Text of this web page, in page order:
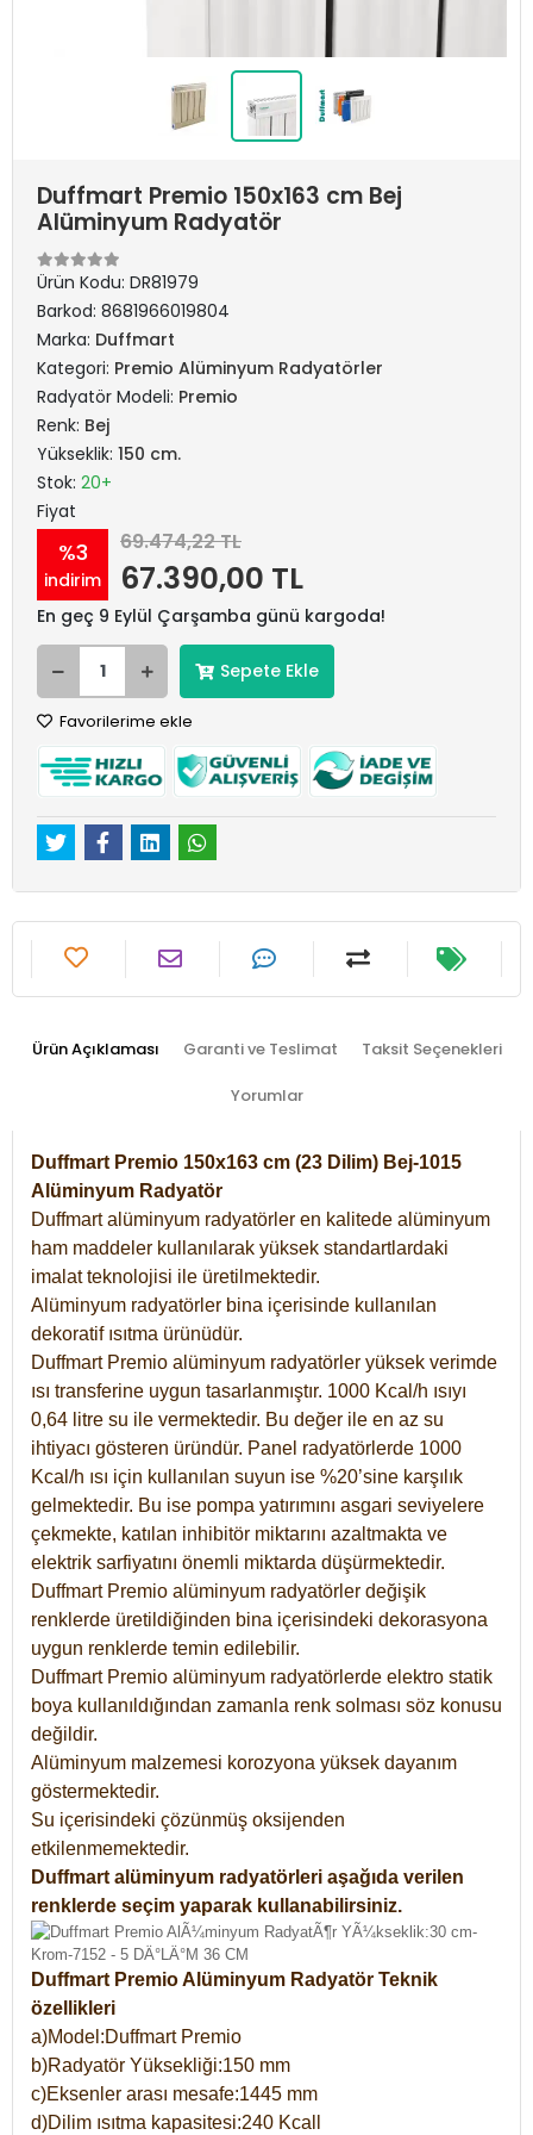
Duffmart Premio 150x163 cm Bej
Alüminyum Radyatör
Ürün Kodu: DR81979
Barkod: 8681966019804
Marka: Duffmart
Kategori: Premio Alüminyum Radyatörler
Radyatör Modeli: Premio
Renk: Bej
Yükseklik: 150 cm.
Stok: 20+
Fiyat
%3
indirim
69.474,22 TL
67.390,00 TL
En geç 9 Eylül Çarşamba günü kargoda!
Sepete Ekle
Favorilerime ekle
Ürün Açıklaması Garanti ve Teslimat Taksit Seçenekleri
Yorumlar
Duffmart Premio 150x163 cm (23 Dilim) Bej-1015
Alüminyum Radyatör
Duffmart alüminyum radyatörler en kalitede alüminyum
ham maddeler kullanılarak yüksek standartlardaki
imalat teknolojisi ile üretilmektedir.
Alüminyum radyatörler bina içerisinde kullanılan
dekoratif ısıtma ürünüdür.
Duffmart Premio alüminyum radyatörler yüksek verimde
ısı transferine uygun tasarlanmıştır. 1000 Kcal/h ısıyı
0,64 litre su ile vermektedir. Bu değer ile en az su
ihtiyacı gösteren üründür. Panel radyatörlerde 1000
Kcal/h ısı için kullanılan suyun ise %20’sine karşılık
gelmektedir. Bu ise pompa yatırımını asgari seviyelere
çekmekte, katılan inhibitör miktarını azaltmakta ve
elektrik sarfiyatını önemli miktarda düşürmektedir.
Duffmart Premio alüminyum radyatörler değişik
renklerde üretildiğinden bina içerisindeki dekorasyona
uygun renklerde temin edilebilir.
Duffmart Premio alüminyum radyatörlerde elektro statik
boya kullanıldığından zamanla renk solması söz konusu
değildir.
Alüminyum malzemesi korozyona yüksek dayanım
göstermektedir.
Su içerisindeki çözünmüş oksijenden
etkilenmemektedir.
Duffmart alüminyum radyatörleri aşağıda verilen
renklerde seçim yaparak kullanabilirsiniz.
Duffmart Premio Alüminyum Radyatör Teknik
özellikleri
a)Model:Duffmart Premio
b)Radyatör Yüksekliği:150 mm
c)Eksenler arası mesafe:1445 mm
d)Dilim ısıtma kapasitesi:240 Kcall